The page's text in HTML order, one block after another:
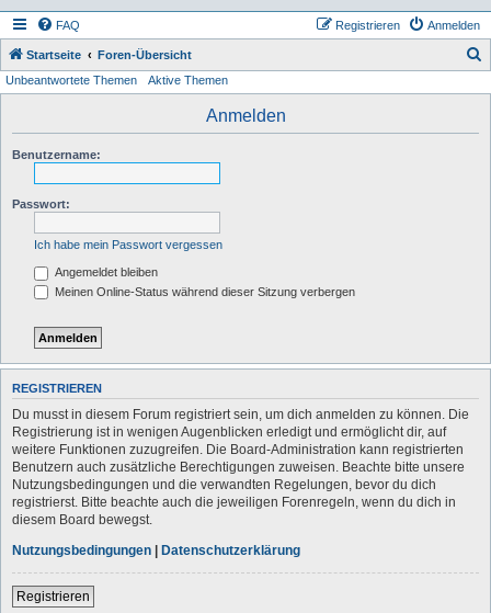
FAQ Anmelden
Registrieren
Startseite Foren-Übersicht
Unbeantwortete Themen Aktive Themen
Anmelden
Benutzername:
Passwort:
Ich habe mein Passwort vergessen
Angemeldet bleiben
Meinen Online-Status während dieser Sitzung verbergen
REGISTRIEREN
Du musst in diesem Forum registriert sein, um dich anmelden zu können. Die
Registrierung ist in wenigen Augenblicken erledigt und ermöglicht dir, auf
weitere Funktionen zuzugreifen. Die Board-Administration kann registrierten
Benutzern auch zusätzliche Berechtigungen zuweisen. Beachte bitte unsere
Nutzungsbedingungen und die verwandten Regelungen, bevor du dich
registrierst. Bitte beachte auch die jeweiligen Forenregeln, wenn du dich in
diesem Board bewegst.
Nutzungsbedingungen | Datenschutzerklärung
Registrieren